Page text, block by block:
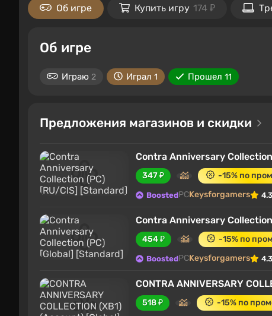
Об игре Купить игру 174 ₽
Об игре
Играю 2 Играл 1 Прошел 11
Предложения магазинов и скидки
Contra Anniversary
347 ₽ -15% по
BoostedPCKeysforgamers 4.3
Contra Anniversary
454 ₽ -15% по
BoostedPCKeysforgamers 4.3
CONTRA ANNIVERSARY
518 ₽ -15% по